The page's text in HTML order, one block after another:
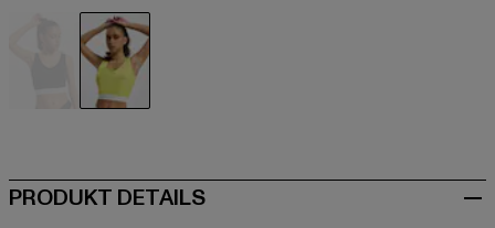
PRODUKT DETAILS